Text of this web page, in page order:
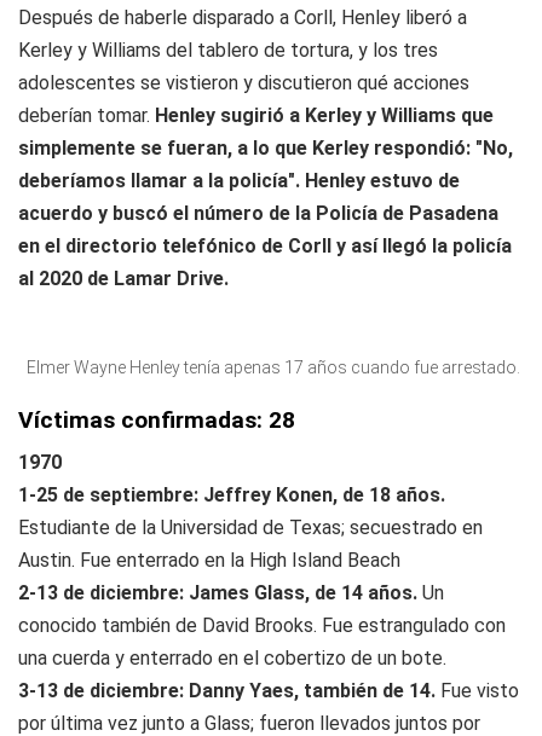
Después de haberle disparado a Corll, Henley liberó a
Kerley y Williams del tablero de tortura, y los tres
adolescentes se vistieron y discutieron qué acciones
deberían tomar. Henley sugirió a Kerley y Williams que
simplemente se fueran, a lo que Kerley respondió: "No,
deberíamos llamar a la policía". Henley estuvo de
acuerdo y buscó el número de la Policía de Pasadena
en el directorio telefónico de Corll y así llegó la policía
al 2020 de Lamar Drive.
Elmer Wayne Henley tenía apenas 17 años cuando fue arrestado.
Víctimas confirmadas: 28
1970
1-25 de septiembre: Jeffrey Konen, de 18 años.
Estudiante de la Universidad de Texas; secuestrado en
Austin. Fue enterrado en la High Island Beach
2-13 de diciembre: James Glass, de 14 años. Un
conocido también de David Brooks. Fue estrangulado con
una cuerda y enterrado en el cobertizo de un bote.
3-13 de diciembre: Danny Yaes, también de 14. Fue visto
por última vez junto a Glass; fueron llevados juntos por